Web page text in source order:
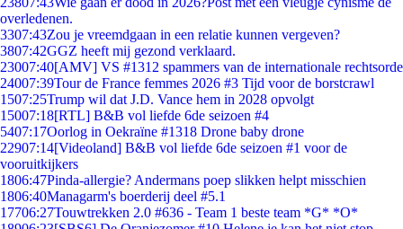
overledenen.
3307:43Zou je vreemdgaan in een relatie kunnen vergeven?
3807:42GGZ heeft mij gezond verklaard.
23007:40[AMV] VS #1312 spammers van de internationale rechtsorde
24007:39Tour de France femmes 2026 #3 Tijd voor de borstcrawl
1507:25Trump wil dat J.D. Vance hem in 2028 opvolgt
15007:18[RTL] B&B vol liefde 6de seizoen #4
5407:17Oorlog in Oekraïne #1318 Drone baby drone
22907:14[Videoland] B&B vol liefde 6de seizoen #1 voor de
vooruitkijkers
1806:47Pinda-allergie? Andermans poep slikken helpt misschien
1806:40Managarm's boerderij deel #5.1
17706:27Touwtrekken 2.0 #636 - Team 1 beste team *G* *O*